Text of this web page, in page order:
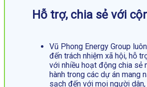
Hỗ trợ, chia sẻ với
Vũ Phong Energy Group
đến trách nhiệm xã hội, hỗ
với nhiều hoạt động chia sẻ
hành trong các dự án mang
sạch đến với mọi người